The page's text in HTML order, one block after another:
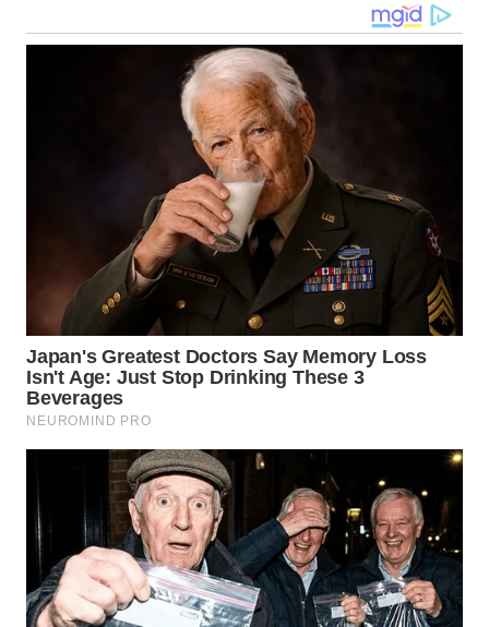
LABUHANBATU
WN
TAPANULI
TENGAH
WN DELI
SERDANG
TEBING
TINGGI
WN
PAKPAK